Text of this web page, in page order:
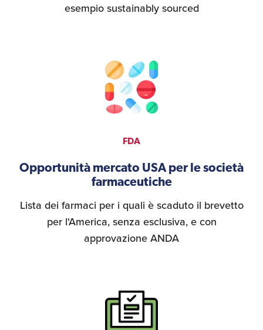
esempio sustainably sourced
FDA
Opportunità mercato USA per le società
farmaceutiche
Lista dei farmaci per i quali è scaduto il brevetto
per l'America, senza esclusiva, e con
approvazione ANDA